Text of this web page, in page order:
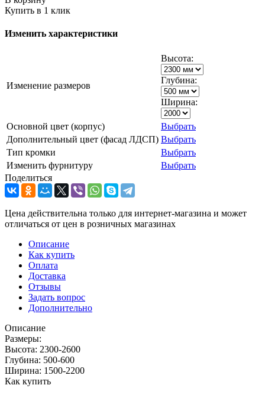
Купить в 1 клик
Изменить характеристики
Изменение размеров
Высота:
Глубина:
Ширина:
Основной цвет (корпус)
Выбрать
Дополнительный цвет (фасад ЛДСП) Выбрать
Тип кромки
Выбрать
Изменить фурнитуру
Выбрать
Поделиться
Цена действительна только для интернет-магазина и может
отличаться от цен в розничных магазинах
Описание
Как купить
Оплата
Доставка
Отзывы
Задать вопрос
Дополнительно
Описание
Размеры:
Высота: 2300-2600
Глубина: 500-600
Ширина: 1500-2200
Как купить